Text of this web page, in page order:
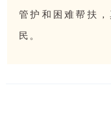
管护和困难帮扶
民。